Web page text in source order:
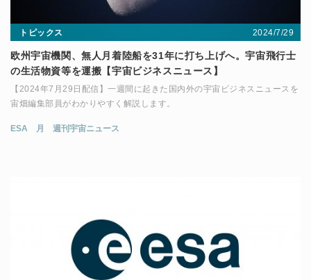
トピックス 2024/7/29
欧州宇宙機関、無人月着陸船を31年に打ち上げへ。宇宙飛行士
の生活物資等を運搬【宇宙ビジネスニュース】
【2024年7月29日配信】一週間に起きた国内外の宇宙ビジネスニュースを
宙畑編集部員がわかりやすく解説します。
ESA 月 週刊宇宙ニュース